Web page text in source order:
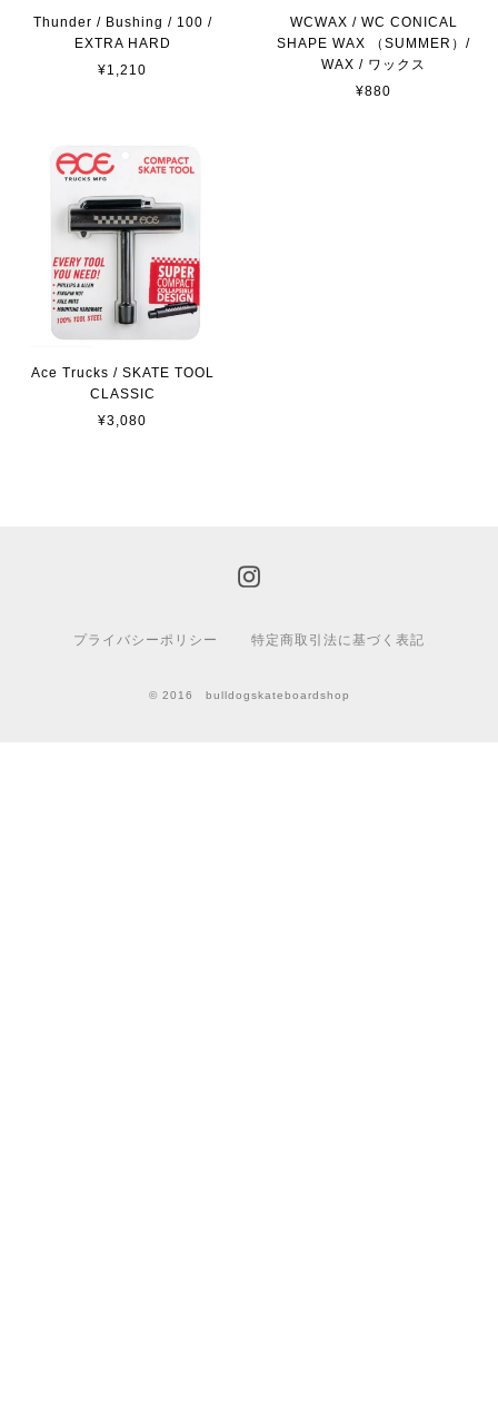
Thunder / Bushing / 100 /
EXTRA HARD
¥1,210
WCWAX / WC CONICAL
SHAPE WAX （SUMMER）/
WAX / ワックス
¥880
Ace Trucks / SKATE TOOL
CLASSIC
¥3,080
プライバシーポリシー 特定商取引法に基づく表記
© 2016 bulldogskateboardshop